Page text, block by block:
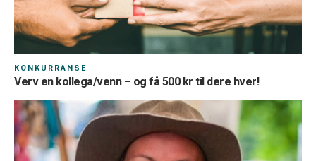
KONKURRANSE
Verv en kollega/venn – og få 500 kr til dere hver!